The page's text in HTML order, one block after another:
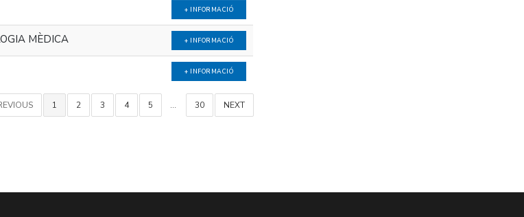
+ INFORMACIÓ
MÈDICA + INFORMACIÓ
+ INFORMACIÓ
1 2 3 4 5 … 30 NEXT